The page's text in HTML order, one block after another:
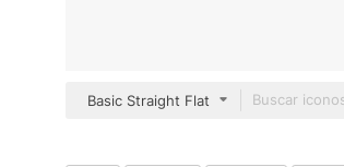
Basic Straight Flat